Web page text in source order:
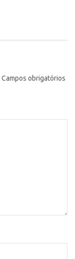
Campos obrigatórios